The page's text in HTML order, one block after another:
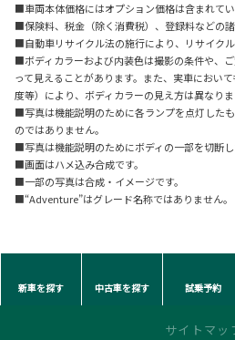
■車両本体価格にはオプション価格は含まれてい
■保険料、税金（除く消費税）、登録料などの諸
■自動車リサイクル法の施行により、リサイクル
■ボディカラーおよび内装色は撮影の条件や、
って見えることがあります。また、実車におい
度等）により、ボディカラーの見え方は異なりま
■写真は機能説明のために各ランプを点灯した
のではありません。
■写真は機能説明のためにボディの一部を切断し
■画面はハメ込み合成です。
■一部の写真は合成・イメージです。
■“Adventure”はグレード名称ではありません。
新車を探す 中古車を探す 試乗予約
サイトマッ